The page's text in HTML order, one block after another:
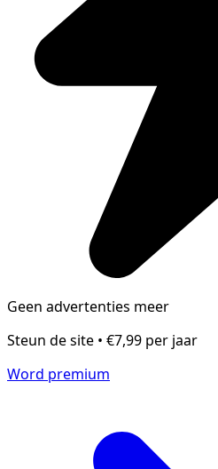
Geen advertenties meer
Steun de site • €7,99 per jaar
Word premium